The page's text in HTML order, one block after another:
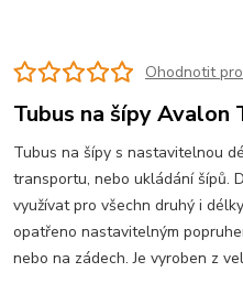
Ohodnotit
Tubus na šípy Avalon
Tubus na šípy s nastavitelnou
transportu, nebo ukládání šípů.
využívat pro všechn druhý i
opatřeno nastavitelným
nebo na zádech. Je vyroben z